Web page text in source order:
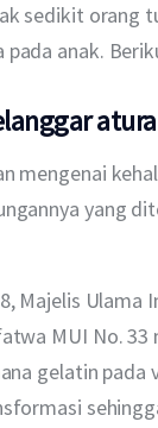
sedikit orang
pada anak.
mengenai
yang
Majelis Ulama
MUI No. 33
gelatin pada